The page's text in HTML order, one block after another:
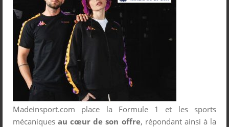
Madeinsport.com place la Formule 1 et les sports
mécaniquesau cœur de son offre, répondant ainsi à la